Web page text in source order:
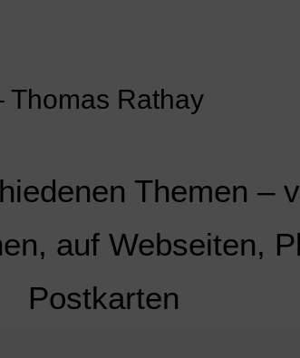
Thomas Rathay
Themen –
auf Webseiten,
Postkarten